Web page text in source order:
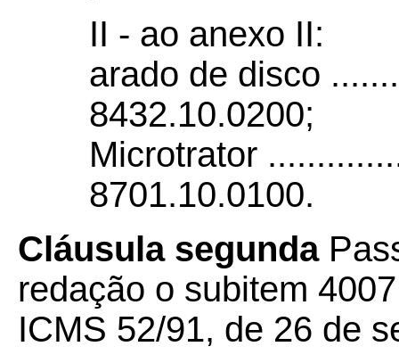
II - ao anexo II:
arado de disco
8432.10.0200;
Microtrator
8701.10.0100.
Cláusula segunda
redação o subitem
ICMS 52/91, de 26 de